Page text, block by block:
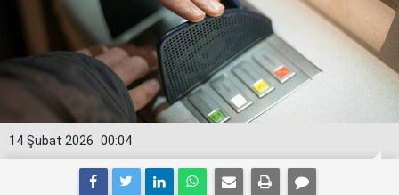
00:04
14 Şubat 2026